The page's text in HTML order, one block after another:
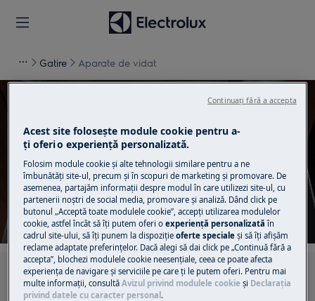
Gatire Aparate de vidat
Suport pentru Aparate de
vidat
Caută printre articolele noastre de suport
Acest site folosește module cookie pentru a-
ţi oferi o experienţă personalizată.
Folosim module cookie și alte tehnologii similare pentru a ne
îmbunătăţi site-ul, precum și în scopuri de marketing și promovare. De
asemenea, partajăm informaţii despre modul în care utilizezi site-ul, cu
partenerii noștri de social media, promovare și analiză. Dând click pe
butonul „Acceptă toate modulele cookie”, accepţi utilizarea modulelor
cookie, astfel încât să îţi putem oferi oexperienţă personalizată în
cadrul site-ului, să îţi punem la dispoziţieoferte speciale și să îţi afișăm
reclame adaptate preferinţelor. Dacă alegi să dai click pe „Continuă fără a
accepta”, blochezi modulele cookie neesenţiale, ceea ce poate afecta
experienţa de navigare și serviciile pe care ţi le putem oferi. Pentru mai
multe informaţii, consultăAvizul privind modulele cookie și Declaraţia
privind datele cu caracter personal .
Continuați fără a accepta